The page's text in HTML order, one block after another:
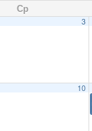
Ср
3
10